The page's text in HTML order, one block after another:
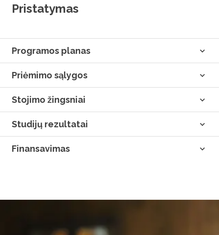
Pristatymas
Programos planas
Priėmimo sąlygos
Stojimo žingsniai
Studijų rezultatai
Finansavimas